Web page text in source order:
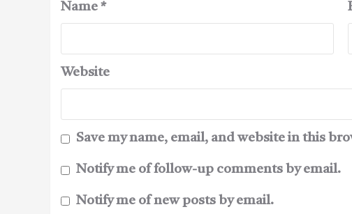
Name *
Website
Save my name, email, and website in this
Notify me of follow-up comments by email.
Notify me of new posts by email.